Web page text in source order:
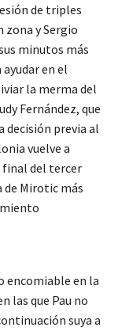
de triples
zona y Sergio
minutos más
en el
la merma del
Fernández, que
decisión previa al
vuelve a
final del tercer
de Mirotic más
encomiable en la
las que Pau no
suya a